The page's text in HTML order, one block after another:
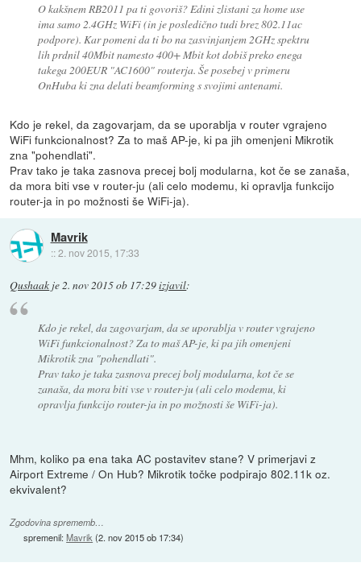
O kakšnem RB2011 pa ti govoriš? Edini zlistani za home use
ima samo 2.4GHz WiFi (in je posledično tudi brez 802.11ac
podpore). Kar pomeni da ti bo na zasvinjanjem 2GHz spektru
lih prdnil 40Mbit namesto 400+ Mbit kot dobiš preko enega
takega 200EUR "AC1600" routerja. Še posebej v primeru
OnHuba ki zna delati beamforming s svojimi antenami.
Kdo je rekel, da zagovarjam, da se uporablja v router vgrajeno
WiFi funkcionalnost? Za to maš AP-je, ki pa jih omenjeni Mikrotik
zna "pohendlati".
Prav tako je taka zasnova precej bolj modularna, kot če se zanaša,
da mora biti vse v router-ju (ali celo modemu, ki opravlja funkcijo
router-ja in po možnosti še WiFi-ja).
Mavrik
::2. nov 2015, 17:33
Qushaak je2. nov 2015 ob 17:29izjavil:
Kdo je rekel, da zagovarjam, da se uporablja v router vgrajeno
WiFi funkcionalnost? Za to maš AP-je, ki pa jih omenjeni
Mikrotik zna "pohendlati".
Prav tako je taka zasnova precej bolj modularna, kot če se
zanaša, da mora biti vse v router-ju (ali celo modemu, ki
opravlja funkcijo router-ja in po možnosti še WiFi-ja).
Mhm, koliko pa ena taka AC postavitev stane? V primerjavi z
Airport Extreme / On Hub? Mikrotik točke podpirajo 802.11k oz.
ekvivalent?
Zgodovina sprememb…
spremenil:Mavrik (2. nov 2015 ob 17:34)